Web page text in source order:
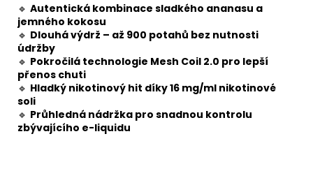
🔹 Autentická kombinace sladkého ananasu a
jemného kokosu
🔹 Dlouhá výdrž – až 900 potahů bez nutnosti
údržby
🔹 Pokročilá technologie Mesh Coil 2.0 pro lepší
přenos chuti
🔹 Hladký nikotinový hit díky 16 mg/ml nikotinové
soli
🔹 Průhledná nádržka pro snadnou kontrolu
zbývajícího e-liquidu